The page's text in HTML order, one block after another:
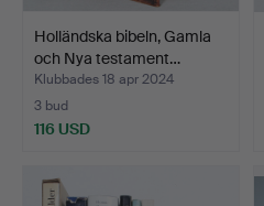
Holländska bibeln, Gamla
och Nya testament…
Klubbades 18 apr 2024
3 bud
116 USD